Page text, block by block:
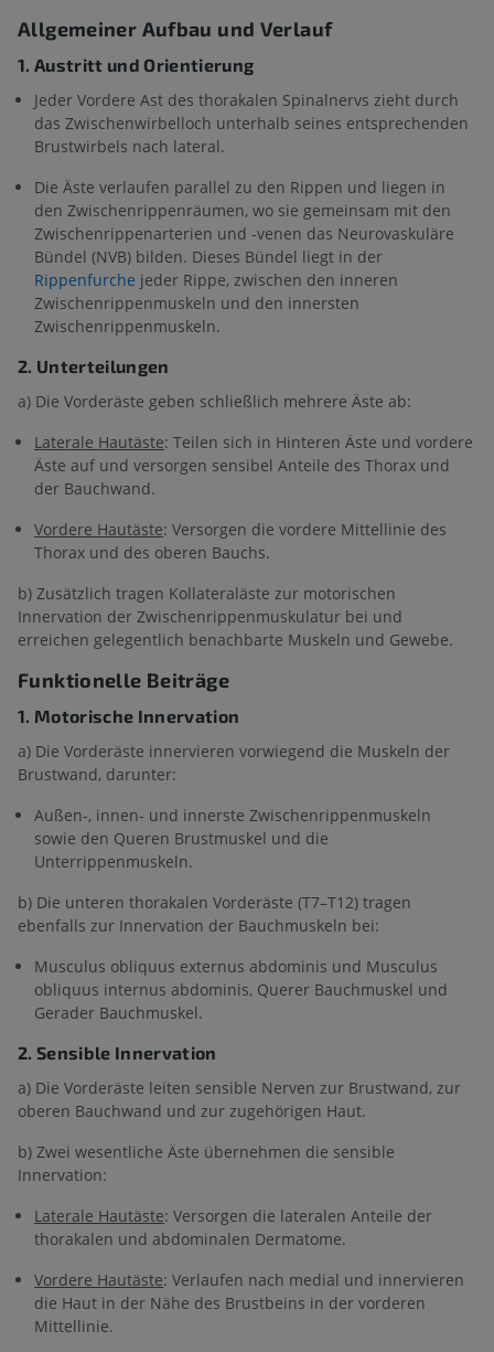
Allgemeiner Aufbau und Verlauf
1. Austritt und Orientierung
Jeder Vordere Ast des thorakalen Spinalnervs zieht durch
das Zwischenwirbelloch unterhalb seines entsprechenden
Brustwirbels nach lateral.
Die Äste verlaufen parallel zu den Rippen und liegen in
den Zwischenrippenräumen, wo sie gemeinsam mit den
Zwischenrippenarterien und -venen das Neurovaskuläre
Bündel (NVB) bilden. Dieses Bündel liegt in der
Rippenfurche jeder Rippe, zwischen den inneren
Zwischenrippenmuskeln und den innersten
Zwischenrippenmuskeln.
2. Unterteilungen
a) Die Vorderäste geben schließlich mehrere Äste ab:
Laterale Hautäste: Teilen sich in Hinteren Äste und vordere
Äste auf und versorgen sensibel Anteile des Thorax und
der Bauchwand.
Vordere Hautäste: Versorgen die vordere Mittellinie des
Thorax und des oberen Bauchs.
b) Zusätzlich tragen Kollateraläste zur motorischen
Innervation der Zwischenrippenmuskulatur bei und
erreichen gelegentlich benachbarte Muskeln und Gewebe.
Funktionelle Beiträge
1. Motorische Innervation
a) Die Vorderäste innervieren vorwiegend die Muskeln der
Brustwand, darunter:
Außen-, innen- und innerste Zwischenrippenmuskeln
sowie den Queren Brustmuskel und die
Unterrippenmuskeln.
b) Die unteren thorakalen Vorderäste (T7–T12) tragen
ebenfalls zur Innervation der Bauchmuskeln bei:
Musculus obliquus externus abdominis und Musculus
obliquus internus abdominis, Querer Bauchmuskel und
Gerader Bauchmuskel.
2. Sensible Innervation
a) Die Vorderäste leiten sensible Nerven zur Brustwand, zur
oberen Bauchwand und zur zugehörigen Haut.
b) Zwei wesentliche Äste übernehmen die sensible
Innervation:
Laterale Hautäste: Versorgen die lateralen Anteile der
thorakalen und abdominalen Dermatome.
Vordere Hautäste: Verlaufen nach medial und innervieren
die Haut in der Nähe des Brustbeins in der vorderen
Mittellinie.